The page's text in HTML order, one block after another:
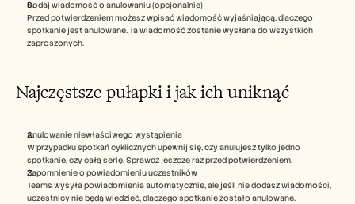
Dodaj wiadomość o anulowaniu (opcjonalnie)
Przed potwierdzeniem możesz wpisać wiadomość wyjaśniającą, dlaczego
spotkanie jest anulowane. Ta wiadomość zostanie wysłana do wszystkich
zaproszonych.
Najczęstsze pułapki i jak ich uniknąć
Anulowanie niewłaściwego wystąpienia
W przypadku spotkań cyklicznych upewnij się, czy anulujesz tylko jedno
spotkanie, czy całą serię. Sprawdź jeszcze raz przed potwierdzeniem.
Zapomnienie o powiadomieniu uczestników
Teams wysyła powiadomienia automatycznie, ale jeśli nie dodasz wiadomości,
uczestnicy nie będą wiedzieć, dlaczego spotkanie zostało anulowane.